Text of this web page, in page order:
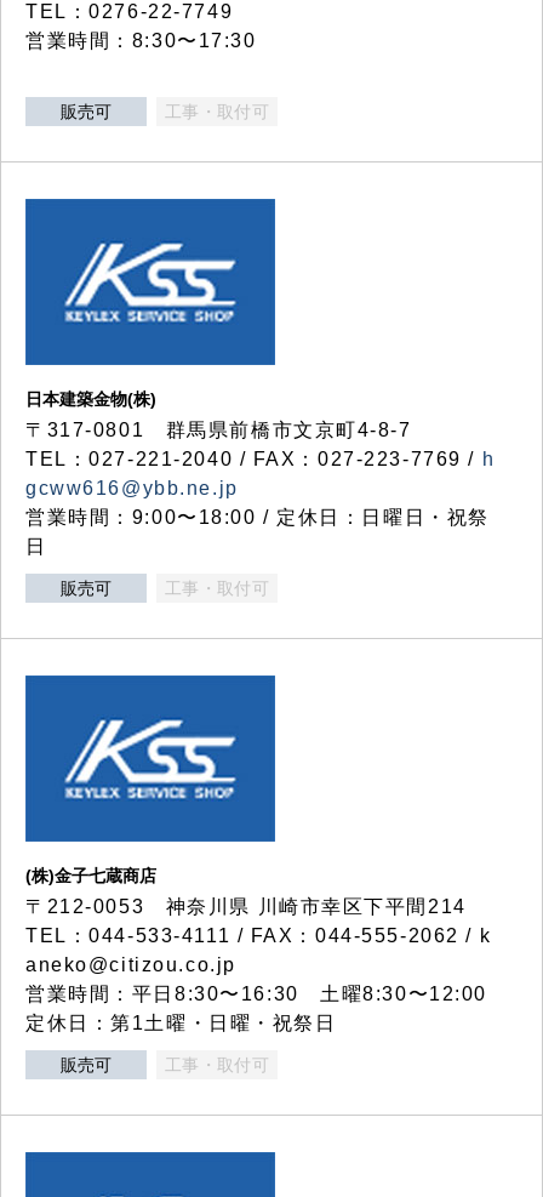
TEL：0276-22-7749
営業時間：8:30〜17:30
販売可 工事・取付可
日本建築金物(株)
〒317‐0801 群馬県前橋市文京町4-8-7
TEL：027-221-2040 / FAX：027-223-7769 / h
gcww616@ybb.ne.jp
営業時間：9:00〜18:00 / 定休日：日曜日・祝祭
日
販売可 工事・取付可
(株)金子七蔵商店
〒212-0053 神奈川県 川崎市幸区下平間214
TEL：044-533-4111 / FAX：044-555-2062 / k
aneko@citizou.co.jp
営業時間：平日8:30〜16:30 土曜8:30〜12:00
定休日：第1土曜・日曜・祝祭日
販売可 工事・取付可